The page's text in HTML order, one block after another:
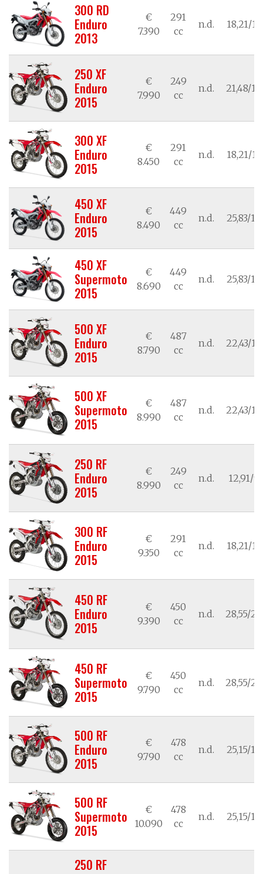
300 RD
Enduro
2013
€
7.390
291
cc
n.d. 18,21/
250 XF
Enduro
2015
€
7.990
249
cc
n.d. 21,48/
300 XF
Enduro
2015
€
8.450
291
cc
n.d. 18,21/
450 XF
Enduro
2015
€
8.490
449
cc
n.d. 25,83/
450 XF
Supermoto
2015
€
8.690
449
cc
n.d. 25,83/
500 XF
Enduro
2015
€
8.790
487
cc
n.d. 22,43/
500 XF
Supermoto
2015
€
8.990
487
cc
n.d. 22,43/
250 RF
Enduro
2015
€
8.990
249
cc
n.d. 12,91/
300 RF
Enduro
2015
€
9.350
291
cc
n.d. 18,21/
450 RF
Enduro
2015
€
9.390
450
cc
n.d. 28,55/
450 RF
Supermoto
2015
€
9.790
450
cc
n.d. 28,55/
500 RF
Enduro
2015
€
9.790
478
cc
n.d. 25,15/
500 RF
Supermoto
2015
€
10.090
478
cc
n.d. 25,15/
250 RF